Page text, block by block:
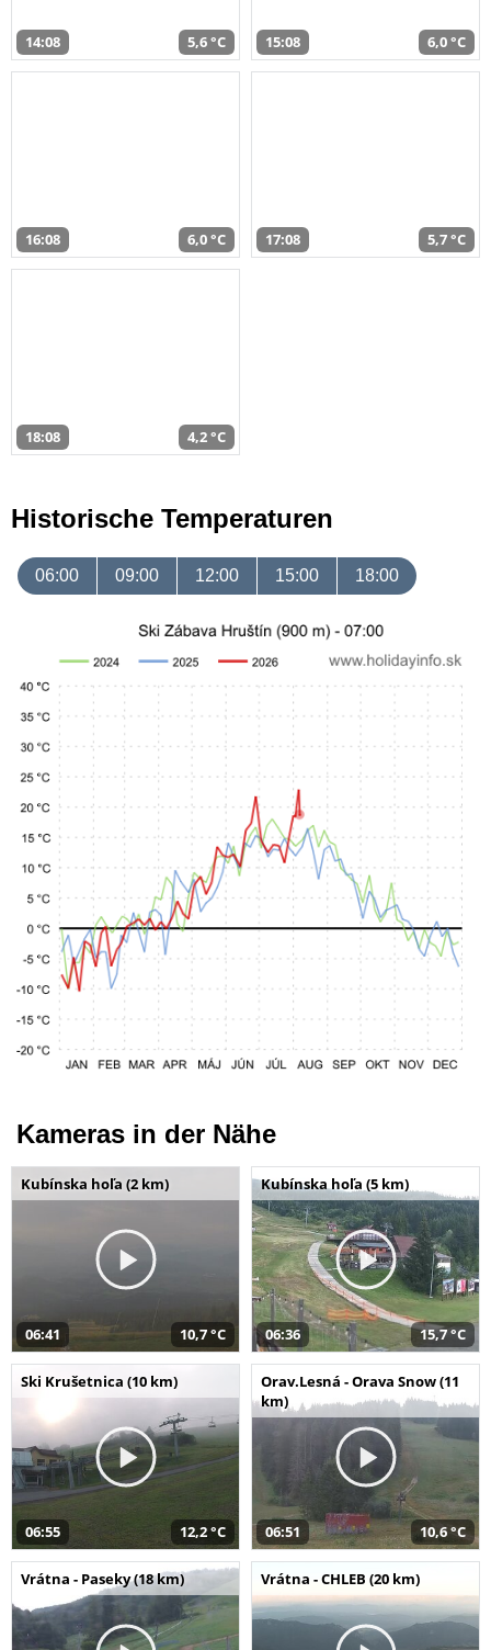
14:08 5,6 °C 15:08 6,0 °C
16:08 6,0 °C 17:08 5,7 °C
18:08 4,2 °C
Historische Temperaturen
06:00 09:00 12:00 15:00 18:00
Kameras in der Nähe
Kubínska hoľa (2 km)
06:41 10,7 °C
Kubínska hoľa (5 km)
06:36 15,7 °C
Ski Krušetnica (10 km)
06:55 12,2 °C
Orav.Lesná - Orava Snow (11
km)
06:51 10,6 °C
Vrátna - Paseky (18 km) Vrátna - CHLEB (20 km)